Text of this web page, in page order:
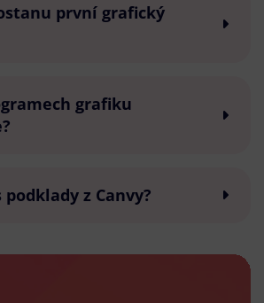
první grafický
grafiku
z Canvy?